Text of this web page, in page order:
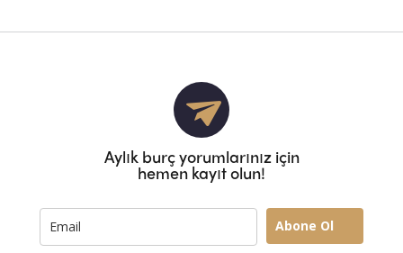
Aylık burç yorumlarınız için
hemen kayıt olun!
Abone Ol